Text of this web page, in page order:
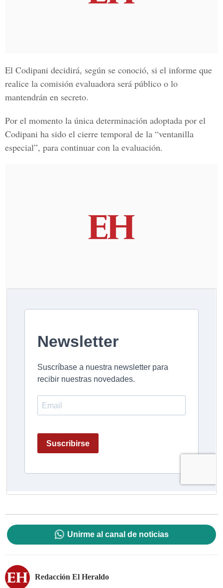
El Codipani decidirá, según se conoció, si el informe que
realice la comisión evaluadora será público o lo
mantendrán en secreto.
Por el momento la única determinación adoptada por el
Codipani ha sido el cierre temporal de la “ventanilla
especial”, para continuar con la evaluación.
Unirme al canal de noticias
Redacción El Heraldo